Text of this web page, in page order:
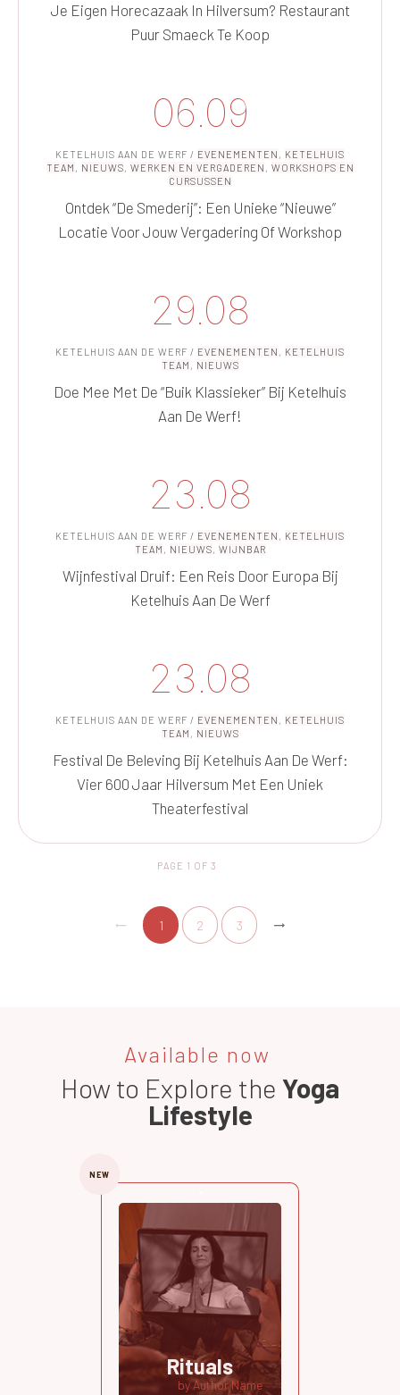
Je Eigen Horecazaak In Hilversum? Restaurant
Puur Smaeck Te Koop
06.09
KETELHUIS AAN DE WERF / EVENEMENTEN , KETELHUIS
TEAM , NIEUWS, WERKEN EN VERGADEREN , WORKSHOPS EN
CURSUSSEN
Ontdek “De Smederij”: Een Unieke “nieuwe”
Locatie Voor Jouw Vergadering Of Workshop
29.08
KETELHUIS AAN DE WERF / EVENEMENTEN , KETELHUIS
TEAM , NIEUWS
Doe Mee Met De “Buik Klassieker” Bij Ketelhuis
Aan De Werf!
23.08
KETELHUIS AAN DE WERF / EVENEMENTEN , KETELHUIS
TEAM , NIEUWS, WIJNBAR
Wijnfestival Druif: Een Reis Door Europa Bij
Ketelhuis Aan De Werf
23.08
KETELHUIS AAN DE WERF / EVENEMENTEN , KETELHUIS
TEAM , NIEUWS
Festival De Beleving Bij Ketelhuis Aan De Werf:
Vier 600 Jaar Hilversum Met Een Uniek
Theaterfestival
PAGE 1 OF 3
1 2 3
Available now
How to Explore the Yoga
Lifestyle
NEW
Rituals
by Author Name